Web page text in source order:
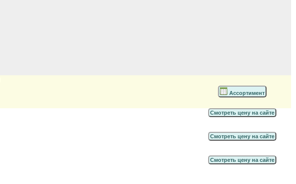
Ассортимент
Смотреть цену на сайте
Смотреть цену на сайте
Смотреть цену на сайте